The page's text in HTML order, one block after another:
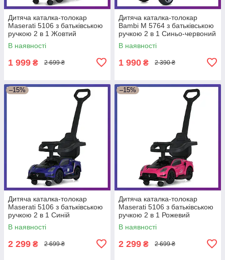
Дитяча каталка-толокар
Maserati 5106 з батьківською
ручкою 2 в 1 Жовтий
В наявності
1 999 ₴ 2 699 ₴
Дитяча каталка-толокар
Bambi M 5764 з батьківською
ручкою 2 в 1 Синьо-червоний
В наявності
1 990 ₴ 2 390 ₴
–15%
Дитяча каталка-толокар
Maserati 5106 з батьківською
ручкою 2 в 1 Синій
В наявності
2 299 ₴ 2 699 ₴
–15%
Дитяча каталка-толокар
Maserati 5106 з батьківською
ручкою 2 в 1 Рожевий
В наявності
2 299 ₴ 2 699 ₴